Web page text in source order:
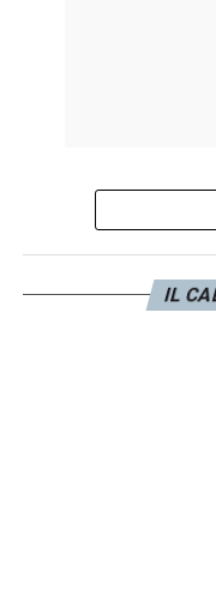
IL